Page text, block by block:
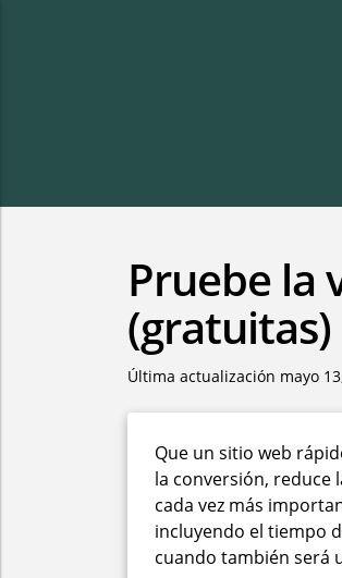
Pruebe la
(gratuitas)
Última actualización mayo
Que un sitio web
la conversión, reduce
cada vez más
incluyendo el tiempo
cuando también será